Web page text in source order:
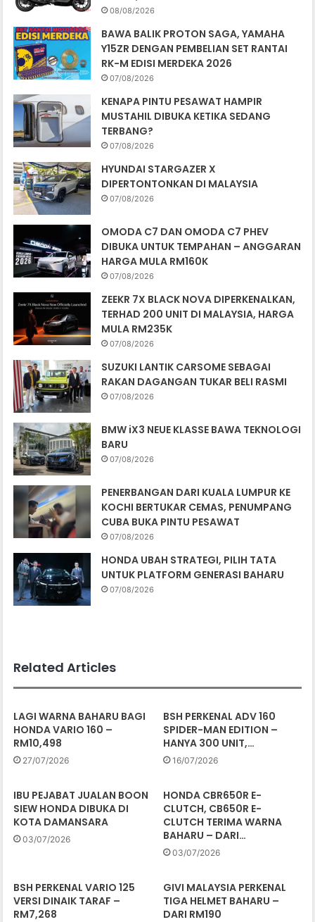
08/08/2026
BAWA BALIK PROTON SAGA, YAMAHA
Y15ZR DENGAN PEMBELIAN SET RANTAI
RK-M EDISI MERDEKA 2026
07/08/2026
KENAPA PINTU PESAWAT HAMPIR
MUSTAHIL DIBUKA KETIKA SEDANG
TERBANG?
07/08/2026
HYUNDAI STARGAZER X
DIPERTONTONKAN DI MALAYSIA
07/08/2026
OMODA C7 DAN OMODA C7 PHEV
DIBUKA UNTUK TEMPAHAN – ANGGARAN
HARGA MULA RM160K
07/08/2026
ZEEKR 7X BLACK NOVA DIPERKENALKAN,
TERHAD 200 UNIT DI MALAYSIA, HARGA
MULA RM235K
07/08/2026
SUZUKI LANTIK CARSOME SEBAGAI
RAKAN DAGANGAN TUKAR BELI RASMI
07/08/2026
BMW iX3 NEUE KLASSE BAWA TEKNOLOGI
BARU
07/08/2026
PENERBANGAN DARI KUALA LUMPUR KE
KOCHI BERTUKAR CEMAS, PENUMPANG
CUBA BUKA PINTU PESAWAT
07/08/2026
HONDA UBAH STRATEGI, PILIH TATA
UNTUK PLATFORM GENERASI BAHARU
07/08/2026
Related Articles
LAGI WARNA BAHARU BAGI
HONDA VARIO 160 –
RM10,498
27/07/2026
BSH PERKENAL ADV 160
SPIDER-MAN EDITION –
HANYA 300 UNIT,…
16/07/2026
IBU PEJABAT JUALAN BOON
SIEW HONDA DIBUKA DI
KOTA DAMANSARA
03/07/2026
HONDA CBR650R E-
CLUTCH, CB650R E-
CLUTCH TERIMA WARNA
BAHARU – DARI…
03/07/2026
BSH PERKENAL VARIO 125
VERSI DINAIK TARAF –
RM7,268
GIVI MALAYSIA PERKENAL
TIGA HELMET BAHARU –
DARI RM190